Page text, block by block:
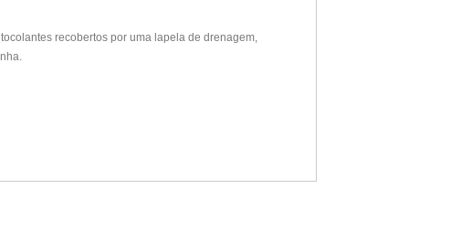
recobertos por uma lapela de drenagem,